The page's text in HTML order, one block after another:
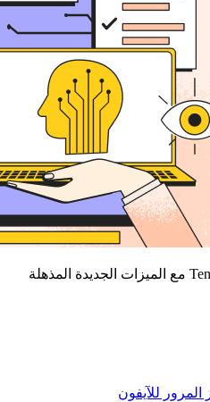
المرور للآيفون